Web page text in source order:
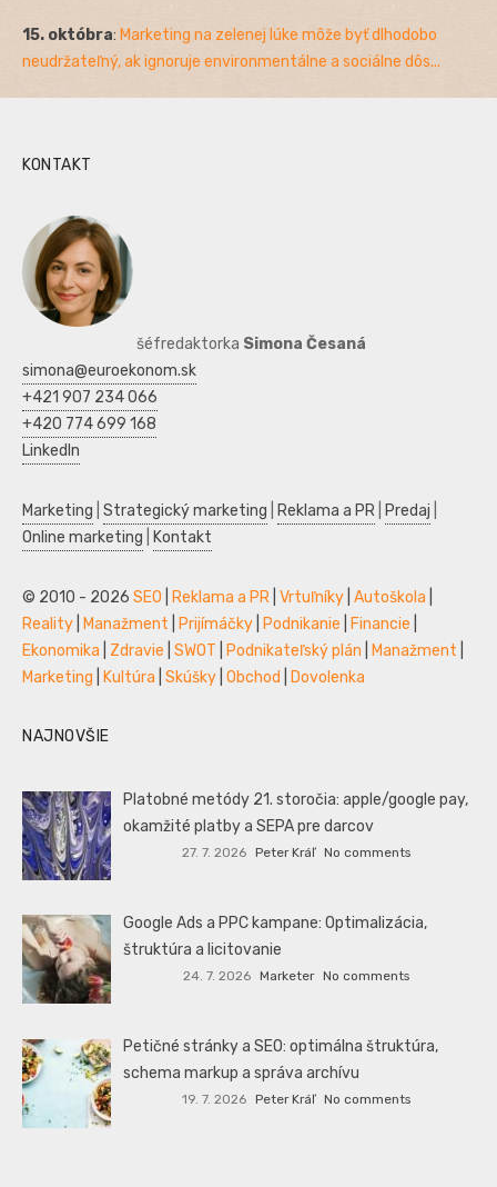
15. októbra: Marketing na zelenej lúke môže byť dlhodobo
neudržateľný, ak ignoruje environmentálne a sociálne dôs...
KONTAKT
šéfredaktorka Simona Česaná
simona@euroekonom.sk
+421 907 234 066
+420 774 699 168
LinkedIn
Marketing Strategický marketing Reklama a PR Predaj
Online marketing
Kontakt
© 2010 - 2026 SEO Reklama a PR Vrtuľníky Autoškola
Reality
Manažment Prijímáčky Podnikanie Financie
Ekonomika
Zdravie SWOT Podnikateľský plán Manažment
Marketing
Kultúra Skúšky Obchod Dovolenka
NAJNOVŠIE
Platobné metódy 21. storočia: apple/google pay,
okamžité platby a SEPA pre darcov
27. 7. 2026 Peter Kráľ No comments
Google Ads a PPC kampane: Optimalizácia,
štruktúra a licitovanie
24. 7. 2026 Marketer No comments
Petičné stránky a SEO: optimálna štruktúra,
schema markup a správa archívu
19. 7. 2026 Peter Kráľ No comments